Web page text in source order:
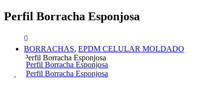
Perfil Borracha Esponjosa
BORRACHAS, EPDM CELULAR MOLDADO
Perfil Borracha Esponjosa
Perfil Borracha Esponjosa
Perfil Borracha Esponjosa